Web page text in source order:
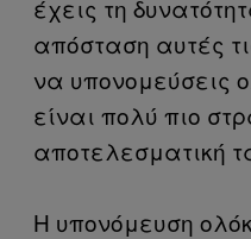
έχεις τη
απόσταση αυτές
να υπονομεύσεις
είναι πολύ πιο
αποτελεσματική
Η υπονόμευση